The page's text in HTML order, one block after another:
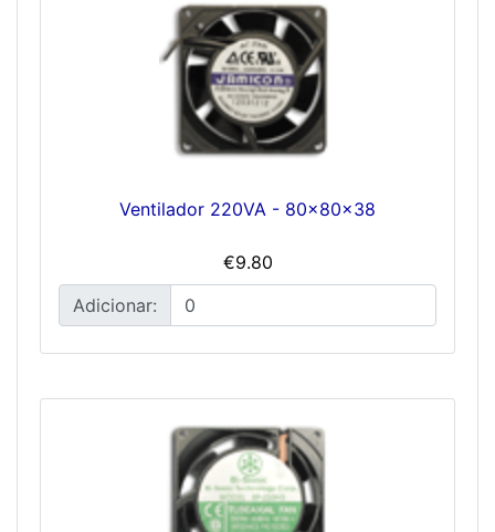
Ventilador 220VA - 80x80x38
€9.80
Adicionar: